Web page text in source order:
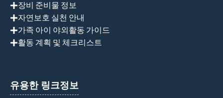
장비 준비물 정보
자연보호 실천 안내
가족 아이 야외활동 가이드
활동 계획 및 체크리스트
유용한 링크정보